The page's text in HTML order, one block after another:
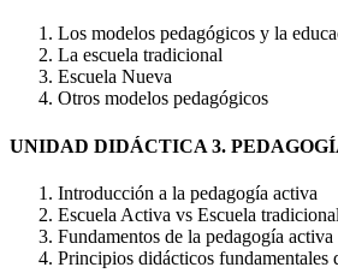
Los modelos pedagógicos y la
La escuela tradicional
Escuela Nueva
Otros modelos pedagógicos
UNIDAD DIDÁCTICA 3.
Introducción a la pedagogía activa
Escuela Activa vs Escuela tradicional
Fundamentos de la pedagogía activa
Principios didácticos fundamentales